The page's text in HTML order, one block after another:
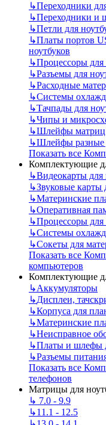
↳Переходники
↳Переходники и
↳Петли для
↳Платы портов
ноутбуков
↳Процессоры для
↳Разъемы для
↳Расходные
↳Системы
↳Тачпады для
↳Чипы и
↳Шлейфы матриц
↳Шлейфы разные
Показать все
Комплектующие
↳Видеокарты для
↳Звуковые карты
↳Материнские
↳Оперативная
↳Процессоры
↳Системы
↳Сокеты для
Показать все
компьютеров
Комплектующие
↳Аккумуляторы
↳Дисплеи,
↳Корпуса для
↳Материнские
↳Неисправное
↳Платы и шлефы
↳Разъемы
Показать все
телефонов
Матрицы для
↳ 7.0 - 9.9
↳11.1 - 12.5